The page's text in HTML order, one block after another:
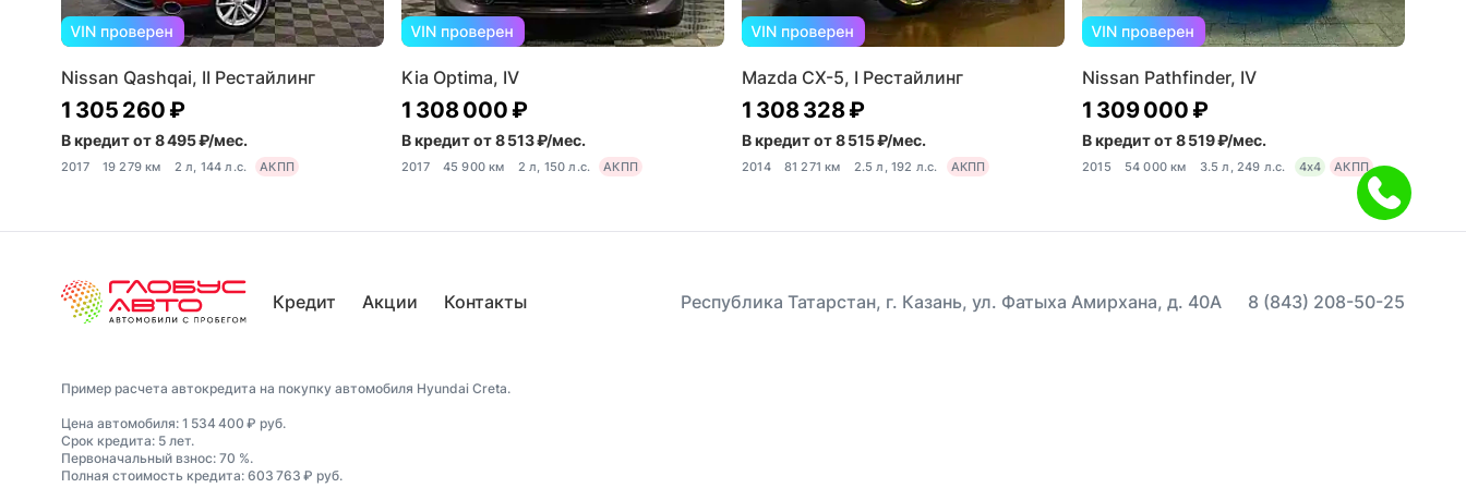
Nissan Qashqai, II Рестайлинг
1 305 260 ₽
В кредит от 8 495 ₽/мес.
2017 19 279 км 2 л, 144 л.с. АКПП
Kia Optima, IV
1 308 000 ₽
В кредит от 8 513 ₽/мес.
2017 45 900 км 2 л, 150 л.с. АКПП
Mazda CX-5, I Рестайлинг
1 308 328 ₽
В кредит от 8 515 ₽/мес.
2014 81 271 км 2.5 л, 192 л.с. АКПП
Nissan Pathfinder, IV
1 309 000 ₽
В кредит от 8 519 ₽/мес.
2015 54 000 км 3.5 л, 249 л.с. 4x4 АКПП
Кредит Акции Контакты Республика Татарстан, г. Казань, ул. Фатыха Амирхана, д. 40А 8 (843) 208-50-25
Пример расчета автокредита на покупку автомобиля Hyundai Creta.
Цена автомобиля: 1 534 400 ₽ руб.
Срок кредита: 5 лет.
Первоначальный взнос: 70 %.
Полная стоимость кредита: 603 763 ₽ руб.